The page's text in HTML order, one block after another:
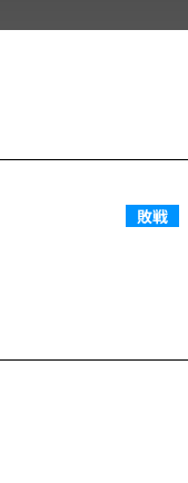
敗戦